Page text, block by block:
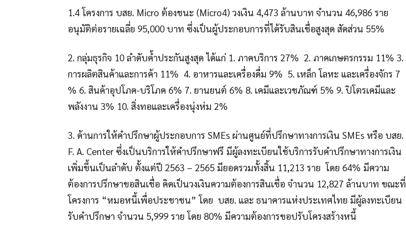
1.4 โครงการ บสย. Micro ต้องชนะ (Micro4) วงเงิน 4,473 ล้านบาท จำนวน 46,986 ราย
อนุมัติต่อรายเฉลี่ย 95,000 บาท ซึ่งเป็นผู้ประกอบการที่ได้รับสินเชื่อสูงสุด สัดส่วน 55%
2. กลุ่มธุรกิจ 10 ลำดับค้ำประกันสูงสุด ได้แก่ 1. ภาคบริการ 27% 2. ภาคเกษตรกรรม 11% 3.
การผลิตสินค้าและการค้า 11% 4. อาหารและเครื่องดื่ม 9% 5. เหล็ก โลหะ และเครื่องจักร 7
% 6. สินค้าอุปโภค-บริโภค 6% 7. ยานยนต์ 6% 8. เคมีและเวชภัณฑ์ 5% 9. ปิโตรเคมีและ
พลังงาน 3% 10. สิ่งทอและเครื่องนุ่งห่ม 2%
3. ด้านการให้คำปรึกษาผู้ประกอบการ SMEs ผ่านศูนย์ที่ปรึกษาทางการเงิน SMEs หรือ บสย.
F. A. Center ซึ่งเป็นบริการให้คำปรึกษาฟรี มีผู้ลงทะเบียนใช้บริการรับคำปรึกษาทางการเงิน
เพิ่มขึ้นเป็นลำดับ ตั้งแต่ปี 2563 – 2565 มียอดรวมทั้งสิ้น 11,213 ราย โดย 64% มีความ
ต้องการปรึกษาขอสินเชื่อ คิดเป็นวงเงินความต้องการสินเชื่อ จำนวน 12,827 ล้านบาท ขณะที่
โครงการ “หมอหนี้เพื่อประชาชน” โดย บสย. และ ธนาคารแห่งประเทศไทย มีผู้ลงทะเบียน
รับคำปรึกษา จำนวน 5,999 ราย โดย 80% มีความต้องการขอปรับโครงสร้างหนี้